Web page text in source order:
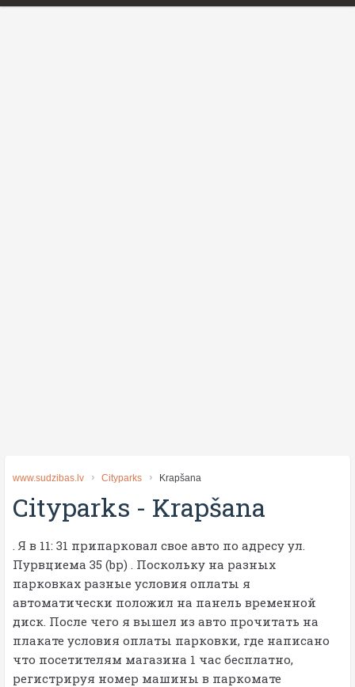
www.sudzibas.lv Cityparks Krapšana
Cityparks - Krapšana
. Я в 11: 31 припарковал свое авто по адресу ул.
Пурвциема 35 (bp) . Поскольку на разных
парковках разные условия оплаты я
автоматически положил на панель временной
диск. После чего я вышел из авто прочитать на
плакате условия оплаты парковки, где написано
что посетителям магазина 1 час бесплатно,
регистрируя номер машины в паркомате